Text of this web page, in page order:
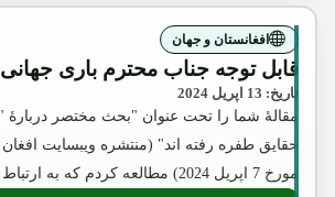
افغانستان و جهان
قابل توجه جناب محترم باری جهانی
تاریخ: 13 اپریل 2024
مقالۀ شما را تحت عنوان "بحث مختصر دربارۀ
حقایق طفره رفته اند" (منتشره ویبسایت افغان
مورخ 7 اپریل 2024) مطالعه کردم که به ارتباط مقالۀ…